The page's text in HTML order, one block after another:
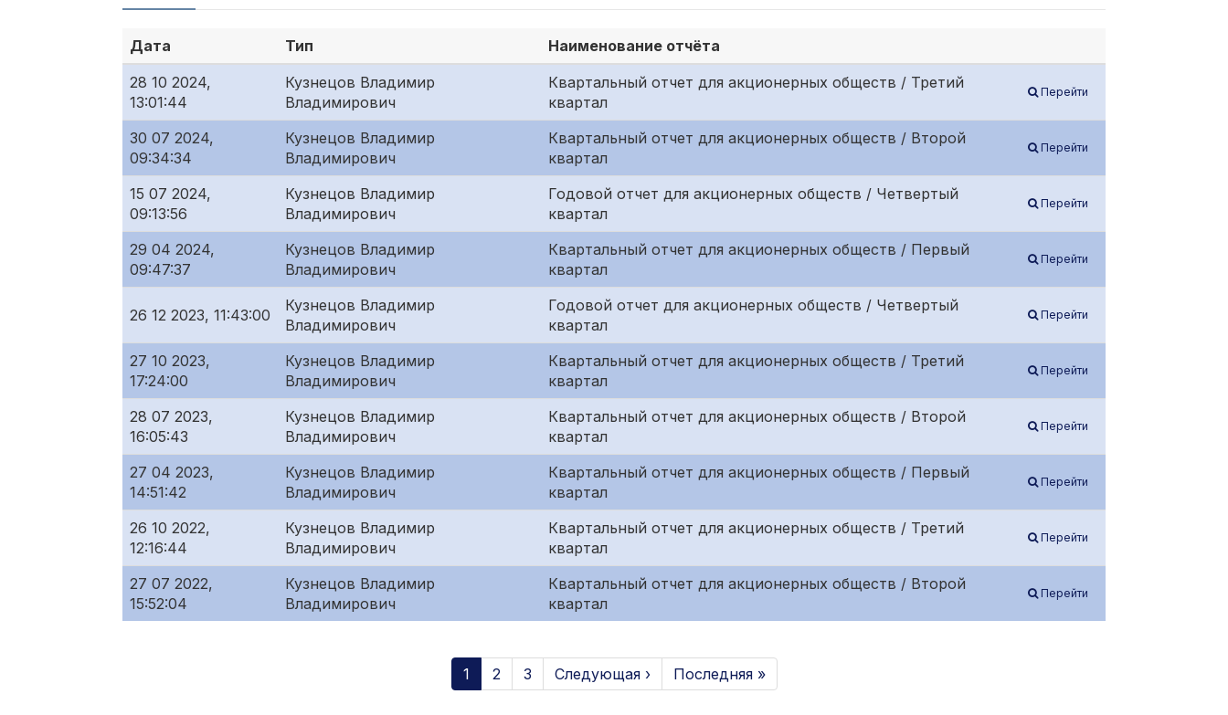
Дата Тип
Наименование отчёта
28 10 2024,
13:01:44
Кузнецов Владимир
Владимирович
Квартальный отчет для акционерных обществ / Третий
квартал
Перейти
30 07 2024,
09:34:34
Кузнецов Владимир
Владимирович
Квартальный отчет для акционерных обществ / Второй
квартал
Перейти
15 07 2024,
09:13:56
Кузнецов Владимир
Владимирович
Годовой отчет для акционерных обществ / Четвертый
квартал
Перейти
29 04 2024,
09:47:37
Кузнецов Владимир
Владимирович
Квартальный отчет для акционерных обществ / Первый
квартал
Перейти
26 12 2023, 11:43:00
Кузнецов Владимир
Владимирович
Годовой отчет для акционерных обществ / Четвертый
квартал
Перейти
27 10 2023,
17:24:00
Кузнецов Владимир
Владимирович
Квартальный отчет для акционерных обществ / Третий
квартал
Перейти
28 07 2023,
16:05:43
Кузнецов Владимир
Владимирович
Квартальный отчет для акционерных обществ / Второй
квартал
Перейти
27 04 2023,
14:51:42
Кузнецов Владимир
Владимирович
Квартальный отчет для акционерных обществ / Первый
квартал
Перейти
26 10 2022,
12:16:44
Кузнецов Владимир
Владимирович
Квартальный отчет для акционерных обществ / Третий
квартал
Перейти
27 07 2022,
15:52:04
Кузнецов Владимир
Владимирович
Квартальный отчет для акционерных обществ / Второй
квартал
Перейти
1 2 3 Следующая › Последняя »